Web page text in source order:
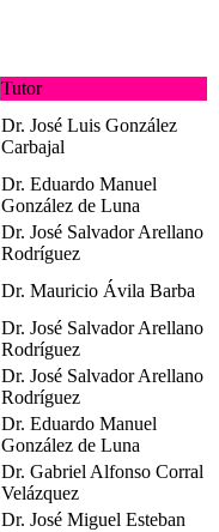
Tutor
Dr. José Luis González
Carbajal
Dr. Eduardo Manuel
González de Luna
Dr. José Salvador Arellano
Rodríguez
Dr. Mauricio Ávila Barba
Dr. José Salvador Arellano
Rodríguez
Dr. José Salvador Arellano
Rodríguez
Dr. Eduardo Manuel
González de Luna
Dr. Gabriel Alfonso Corral
Velázquez
Dr. José Miguel Esteban